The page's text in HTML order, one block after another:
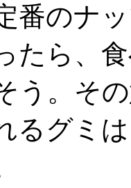
番のナ
たら、
う。そ
るグミ